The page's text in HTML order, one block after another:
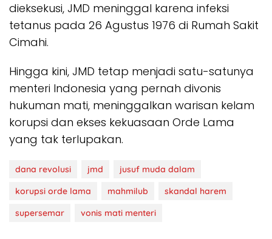
dieksekusi, JMD meninggal karena infeksi
tetanus pada 26 Agustus 1976 di Rumah Sakit
Cimahi.
Hingga kini, JMD tetap menjadi satu-satunya
menteri Indonesia yang pernah divonis
hukuman mati, meninggalkan warisan kelam
korupsi dan ekses kekuasaan Orde Lama
yang tak terlupakan.
dana revolusi jmd
jusuf muda dalam
korupsi orde lama
mahmilub
skandal harem
supersemar
vonis mati menteri